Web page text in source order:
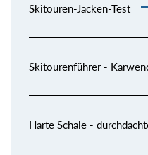
Skitouren-Jacken-Test
Skitourenführer -
Harte Schale -